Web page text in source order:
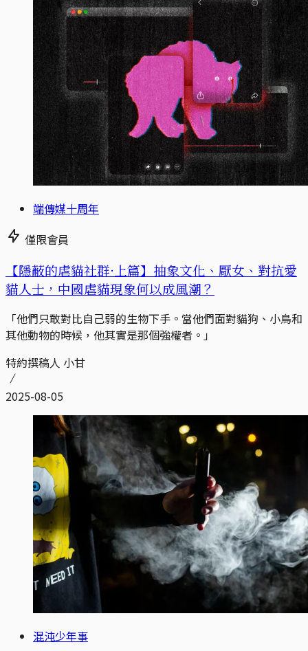
端傳媒十周年
僅限會員
【隱蔽的虐貓社群·上篇】抽象文化、厭女、對抗愛
貓人士，中國虐貓現象何以成風潮？
「他們只敢對比自己弱的生物下手。當他們面對貓狗、小鳥和
其他動物的時候，他其實是那個強權者。」
特約撰稿人 小甘
2025-08-05
混沌少年事